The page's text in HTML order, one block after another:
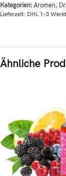
Kategorien: Aromen,
Lieferzeit: DHL 1-3
Ähnliche